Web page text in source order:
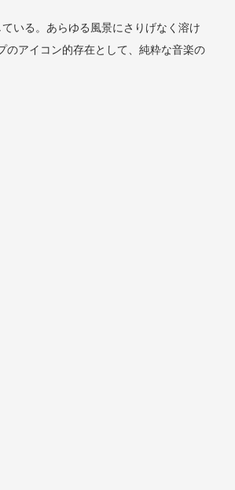
いる。あらゆる風景にさりげなく溶け
のアイコン的存在として、純粋な音楽の